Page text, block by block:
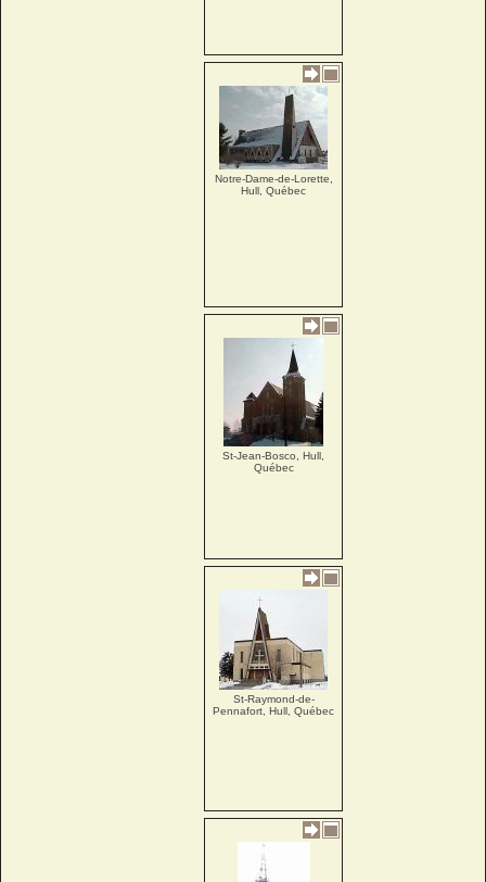
Notre-Dame-de-Lorette,
Hull, Québec
St-Jean-Bosco, Hull,
Québec
St-Raymond-de-
Pennafort, Hull, Québec